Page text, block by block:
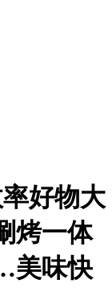
好物大
烤一体
美味快